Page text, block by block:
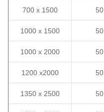
700 x 1500 50
1000 x 1500 50
1000 x 2000 50
1200 x2000 50
1350 x 2500 50